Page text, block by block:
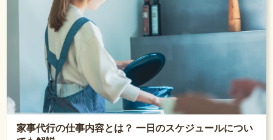
家事代行の仕事内容とは？ 一日のスケジュールについ